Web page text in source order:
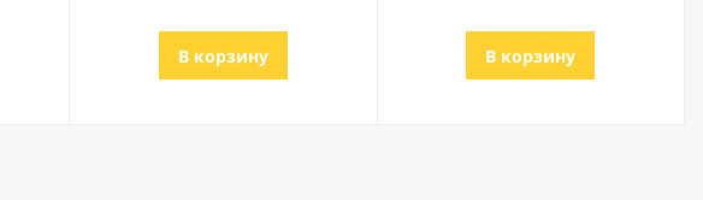
В корзину В корзину